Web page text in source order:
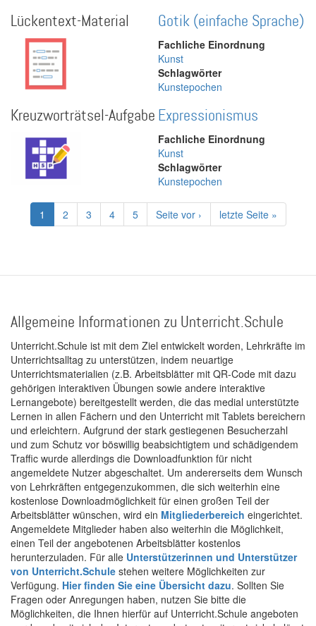
Lückentext-Material Gotik (einfache Sprache)
Fachliche Einordnung
Kunst
Schlagwörter
Kunstepochen
Kreuzworträtsel-Aufgabe Expressionismus
Fachliche Einordnung
Kunst
Schlagwörter
Kunstepochen
Seitennummerierung
Aktuelle
Seite
1 Page
2 Page
3 Page
4 Page
5
Nächste
Seite
Seite vor ›
Letzte
Seite
letzte Seite »
Allgemeine Informationen zu Unterricht.Schule
Unterricht.Schule ist mit dem Ziel entwickelt worden, Lehrkräfte im
Unterrichtsalltag zu unterstützen, indem neuartige
Unterrichtsmaterialien (z.B. Arbeitsblätter mit QR-Code mit dazu
gehörigen interaktiven Übungen sowie andere interaktive
Lernangebote) bereitgestellt werden, die das medial unterstützte
Lernen in allen Fächern und den Unterricht mit Tablets bereichern
und erleichtern. Aufgrund der stark gestiegenen Besucherzahl
und zum Schutz vor böswillig beabsichtigtem und schädigendem
Traffic wurde allerdings die Downloadfunktion für nicht
angemeldete Nutzer abgeschaltet. Um andererseits dem Wunsch
von Lehrkräften entgegenzukommen, die sich weiterhin eine
kostenlose Downloadmöglichkeit für einen großen Teil der
Arbeitsblätter wünschen, wird ein Mitgliederbereich eingerichtet.
Angemeldete Mitglieder haben also weiterhin die Möglichkeit,
einen Teil der angebotenen Arbeitsblätter kostenlos
herunterzuladen. Für alle Unterstützerinnen und Unterstützer
von Unterricht.Schule stehen weitere Möglichkeiten zur
Verfügung. Hier finden Sie eine Übersicht dazu. Sollten Sie
Fragen oder Anregungen haben, nutzen Sie bitte die
Möglichkeiten, die Ihnen hierfür auf Unterricht.Schule angeboten